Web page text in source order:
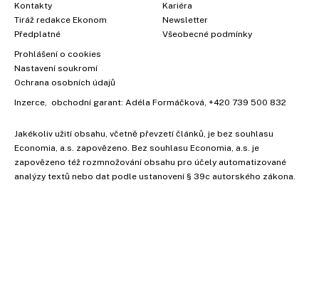
Kontakty
Tiráž redakce Ekonom
Předplatné
Kariéra
Newsletter
Všeobecné podmínky
Prohlášení o cookies
Nastavení soukromí
Ochrana osobních údajů
Inzerce, obchodní garant: Adéla Formáčková, +420 739 500 832
Jakékoliv užití obsahu, včetně převzetí článků, je bez souhlasu
Economia, a.s. zapovězeno. Bez souhlasu Economia, a.s. je
zapovězeno též rozmnožování obsahu pro účely automatizované
analýzy textů nebo dat podle ustanovení § 39c autorského zákona.